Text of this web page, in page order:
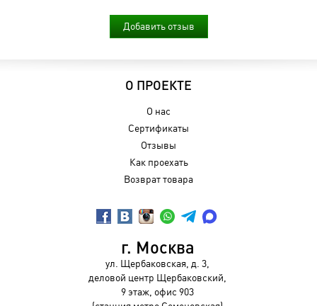
Добавить отзыв
О ПРОЕКТЕ
О нас
Сертификаты
Отзывы
Как проехать
Возврат товара
г. Москва
ул. Щербаковская, д. 3,
деловой центр Щербаковский,
9 этаж, офис 903